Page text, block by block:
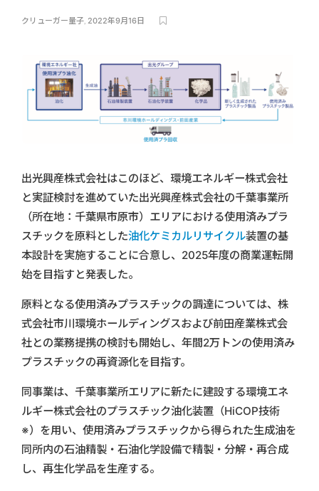
クリューガー量子, 2022年9月16日
出光興産株式会社はこのほど、環境エネルギー株式会社
と実証検討を進めていた出光興産株式会社の千葉事業所
（所在地：千葉県市原市）エリアにおける使用済みプラ
スチックを原料とした油化ケミカルリサイクル装置の基
本設計を実施することに合意し、2025年度の商業運転開
始を目指すと発表した。
原料となる使用済みプラスチックの調達については、株
式会社市川環境ホールディングスおよび前田産業株式会
社との業務提携の検討も開始し、年間2万トンの使用済み
プラスチックの再資源化を目指す。
同事業は、千葉事業所エリアに新たに建設する環境エネ
ルギー株式会社のプラスチック油化装置（HiCOP技術
※）を用い、使用済みプラスチックから得られた生成油を
同所内の石油精製・石油化学設備で精製・分解・再合成
し、再生化学品を生産する。